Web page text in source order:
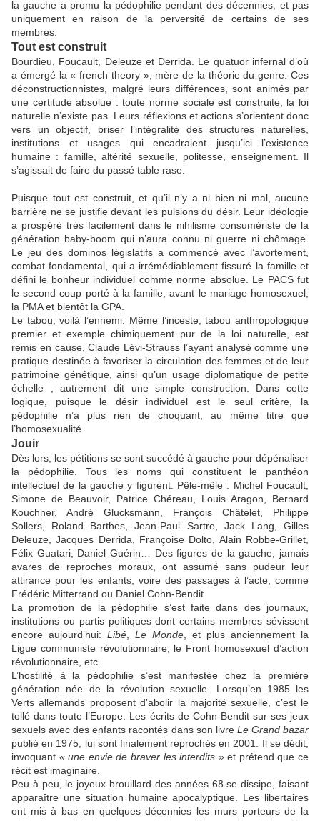
la gauche a promu la pédophilie pendant des décennies, et pas
uniquement en raison de la perversité de certains de ses
membres.
Tout est construit
Bourdieu, Foucault, Deleuze et Derrida. Le quatuor infernal d’où
a émergé la « french theory », mère de la théorie du genre. Ces
déconstructionnistes, malgré leurs différences, sont animés par
une certitude absolue : toute norme sociale est construite, la loi
naturelle n’existe pas. Leurs réflexions et actions s’orientent donc
vers un objectif, briser l’intégralité des structures naturelles,
institutions et usages qui encadraient jusqu’ici l’existence
humaine : famille, altérité sexuelle, politesse, enseignement. Il
s’agissait de faire du passé table rase.
Puisque tout est construit, et qu’il n’y a ni bien ni mal, aucune
barrière ne se justifie devant les pulsions du désir. Leur idéologie
a prospéré très facilement dans le nihilisme consumériste de la
génération baby-boom qui n’aura connu ni guerre ni chômage.
Le jeu des dominos législatifs a commencé avec l’avortement,
combat fondamental, qui a irrémédiablement fissuré la famille et
défini le bonheur individuel comme norme absolue. Le PACS fut
le second coup porté à la famille, avant le mariage homosexuel,
la PMA et bientôt la GPA.
Le tabou, voilà l’ennemi. Même l’inceste, tabou anthropologique
premier et exemple chimiquement pur de la loi naturelle, est
remis en cause, Claude Lévi-Strauss l’ayant analysé comme une
pratique destinée à favoriser la circulation des femmes et de leur
patrimoine génétique, ainsi qu’un usage diplomatique de petite
échelle ; autrement dit une simple construction. Dans cette
logique, puisque le désir individuel est le seul critère, la
pédophilie n’a plus rien de choquant, au même titre que
l’homosexualité.
Jouir
Dès lors, les pétitions se sont succédé à gauche pour dépénaliser
la pédophilie. Tous les noms qui constituent le panthéon
intellectuel de la gauche y figurent. Pêle-mêle : Michel Foucault,
Simone de Beauvoir, Patrice Chéreau, Louis Aragon, Bernard
Kouchner, André Glucksmann, François Châtelet, Philippe
Sollers, Roland Barthes, Jean-Paul Sartre, Jack Lang, Gilles
Deleuze, Jacques Derrida, Françoise Dolto, Alain Robbe-Grillet,
Félix Guatari, Daniel Guérin… Des figures de la gauche, jamais
avares de reproches moraux, ont assumé sans pudeur leur
attirance pour les enfants, voire des passages à l’acte, comme
Frédéric Mitterrand ou Daniel Cohn-Bendit.
La promotion de la pédophilie s’est faite dans des journaux,
institutions ou partis politiques dont certains membres sévissent
encore aujourd’hui: Libé Le Monde , et plus anciennement la
Ligue communiste révolutionnaire, le Front homosexuel d’action
révolutionnaire, etc.
L’hostilité à la pédophilie s’est manifestée chez la première
génération née de la révolution sexuelle. Lorsqu’en 1985 les
Verts allemands proposent d’abolir la majorité sexuelle, c’est le
tollé dans toute l’Europe. Les écrits de Cohn-Bendit sur ses jeux
sexuels avec des enfants racontés dans son livre Le Grand bazar
publié en 1975, lui sont finalement reprochés en 2001. Il se dédit,
invoquant « une envie de braver les interdits »et prétend que ce
récit est imaginaire.
Peu à peu, le joyeux brouillard des années 68 se dissipe, faisant
apparaître une situation humaine apocalyptique. Les libertaires
ont mis à bas en quelques décennies les murs porteurs de la